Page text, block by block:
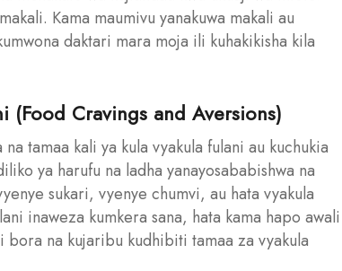
Kama maumivu yanakuwa makali au
daktari mara moja ili kuhakikisha kila
(Food Cravings and Aversions)
tamaa kali ya kula vyakula fulani au kuchukia
ya harufu na ladha yanayosababishwa na
sukari, vyenye chumvi, au hata vyakula
inaweza kumkera sana, hata kama hapo awali
na kujaribu kudhibiti tamaa za vyakula